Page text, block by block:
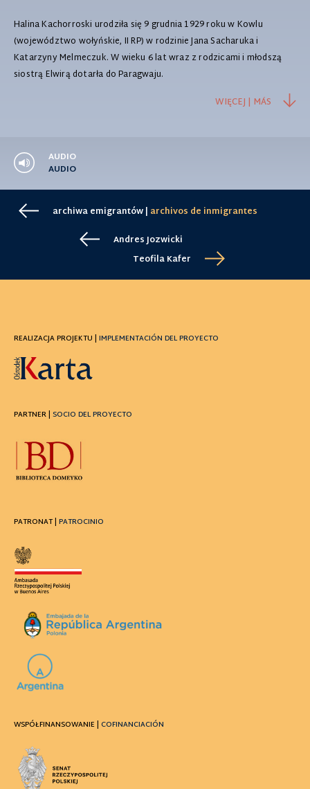
AUDIO
AUDIO
Halina Kachorroski urodziła się 9 grudnia 1929 roku w Kowlu
(województwo wołyńskie, II RP) w rodzinie Jana Sacharuka i
Katarzyny Melmeczuk. W wieku 6 lat wraz z rodzicami i młodszą
siostrą Elwirą dotarła do Paragwaju.
WIĘCEJ | MÁS
archiwa emigrantów | archivos de inmigrantes
Andres Jozwicki
Teofila Kafer
REALIZACJA PROJEKTU | IMPLEMENTACIÓN DEL PROYECTO
PARTNER | SOCIO DEL PROYECTO
PATRONAT | PATROCINIO
WSPÓŁFINANSOWANIE | COFINANCIACIÓN